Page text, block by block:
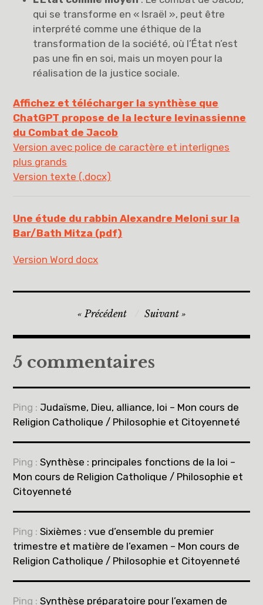
qui se transforme en « Israël », peut être
interprété comme une éthique de la
transformation de la société, où l’État n’est
pas une fin en soi, mais un moyen pour la
réalisation de la justice sociale.
Affichez et télécharger la synthèse que
ChatGPT propose de la lecture levinassienne
du Combat de Jacob
Version avec police de caractère et interlignes
plus grands
Version texte (.docx)
Une étude du rabbin Alexandre Meloni sur la
Bar/Bath Mitza (pdf)
Version Word docx
Navigation
de
l’article
Précédent Suivant
5 commentaires
Ping : Judaïsme, Dieu, alliance, loi – Mon cours de
Religion Catholique / Philosophie et Citoyenneté
Ping :Synthèse : principales fonctions de la loi –
Mon cours de Religion Catholique / Philosophie et
Citoyenneté
Ping :Sixièmes : vue d’ensemble du premier
trimestre et matière de l’examen – Mon cours de
Religion Catholique / Philosophie et Citoyenneté
Ping :Synthèse préparatoire pour l’examen de